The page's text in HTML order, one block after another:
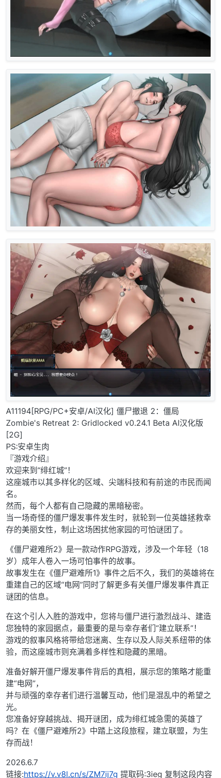
A11194[RPG/PC+安卓/AI汉化] 僵尸撤退 2：僵局
Zombie's Retreat 2: Gridlocked v0.24.1 Beta AI汉化版
[2G]
PS:安卓生肉
『游戏介绍』
欢迎来到“绯红城”！
这座城市以其多样化的区域、尖端科技和有前途的市民而闻
名。
然而，每个人都有自己隐藏的黑暗秘密。
当一场奇怪的僵尸爆发事件发生时，就轮到一位英雄拯救幸
存的美丽女性，制止这场困扰他家园的可怕谜团了。
《僵尸避难所2》是一款动作RPG游戏，涉及一个年轻（18
岁）成年人卷入一场可怕事件的故事。
故事发生在《僵尸避难所1》事件之后不久，我们的英雄将在
重建自己的区域“电网”同时了解更多有关僵尸爆发事件真正
谜团的信息。
在这个引人入胜的游戏中，您将与僵尸进行激烈战斗、建造
您独特的家园据点，最重要的是与幸存者们“建立联系”！
游戏的叙事风格将带给您迷离、生存以及人际关系纽带的体
验，而这座城市则充满着多样性和隐藏的黑暗。
准备好解开僵尸爆发事件背后的真相，展示您的策略才能重
建“电网”，
并与顽强的幸存者们进行温馨互动，他们是混乱中的希望之
光。
您准备好穿越挑战、揭开谜团，成为绯红城急需的英雄了
吗？在《僵尸避难所2》中踏上这段旅程，建立联盟，为生
存而战！
2026.6.7
链接:https://v.v8l.cn/s/ZM7ij7g 提取码:3ieg 复制这段内容